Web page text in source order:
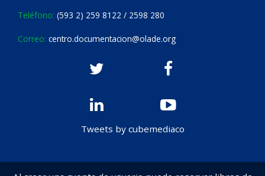
Teléfono: (593 2) 259 8122 / 2598 280
Correo: centro.documentacion@olade.org
Tweets by cubemediaco